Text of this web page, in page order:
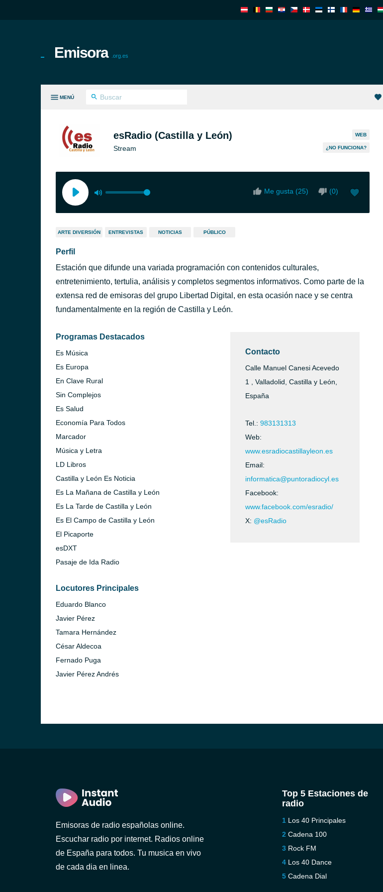
Emisora .org.es
MENÚ
esRadio (Castilla y León)
Stream
WEB
¿NO FUNCIONA?
Me gusta (25) (0)
ARTE DIVERSIÓN ENTREVISTAS NOTICIAS PÚBLICO
Perfil
Estación que difunde una variada programación con contenidos culturales,
entretenimiento, tertulia, análisis y completos segmentos informativos. Como parte de la
extensa red de emisoras del grupo Libertad Digital, en esta ocasión nace y se centra
fundamentalmente en la región de Castilla y León.
Programas Destacados
Es Música
Es Europa
En Clave Rural
Sin Complejos
Es Salud
Economía Para Todos
Marcador
Música y Letra
LD Libros
Castilla y León Es Noticia
Es La Mañana de Castilla y León
Es La Tarde de Castilla y León
Es El Campo de Castilla y León
El Picaporte
esDXT
Pasaje de Ida Radio
Locutores Principales
Eduardo Blanco
Javier Pérez
Tamara Hernández
César Aldecoa
Fernado Puga
Javier Pérez Andrés
Contacto
Calle Manuel Canesi Acevedo
1 , Valladolid, Castilla y León,
España
Tel.: 983131313
Web:
www.esradiocastillayleon.es
Email:
informatica@puntoradiocyl.es
Facebook:
www.facebook.com/esradio/
X: @esRadio
Emisoras de radio españolas online.
Escuchar radio por internet. Radios online
de España para todos. Tu musica en vivo
de cada dia en linea.
Top 5 Estaciones de
radio
Los 40 Principales
Cadena 100
Rock FM
Los 40 Dance
Cadena Dial